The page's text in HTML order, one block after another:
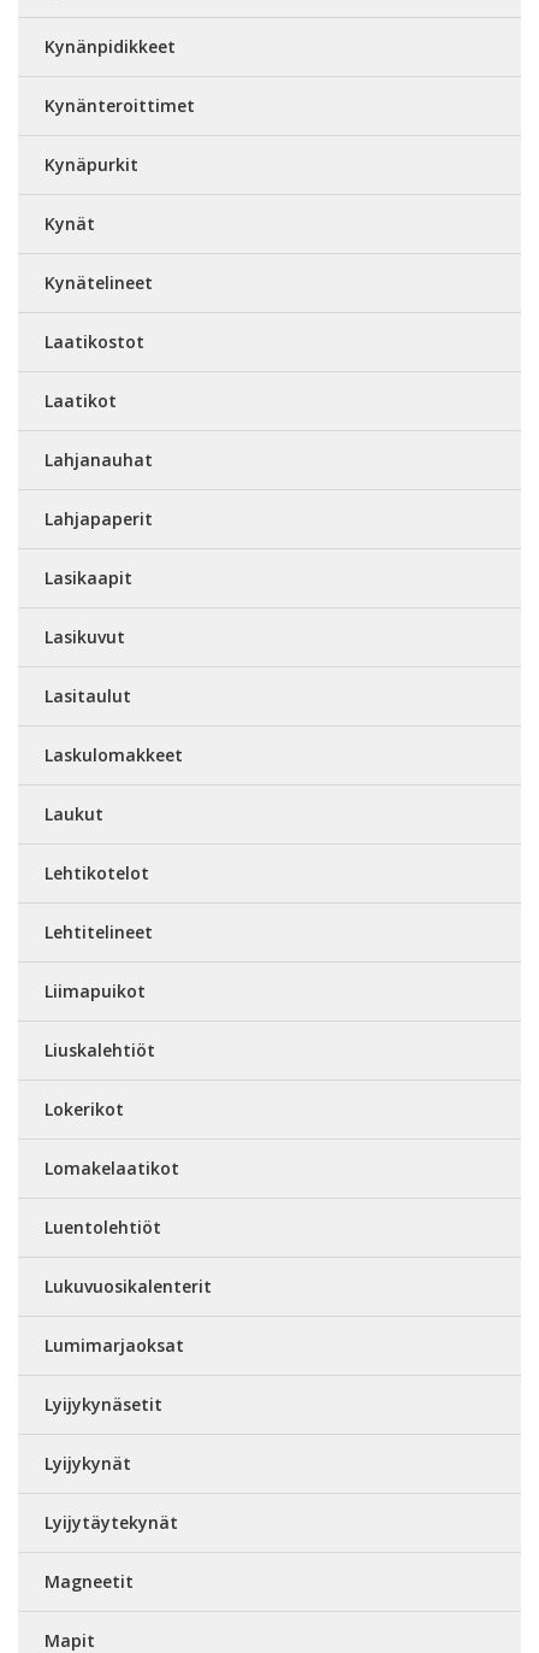
Kynänpidikkeet
Kynänteroittimet
Kynäpurkit
Kynät
Kynätelineet
Laatikostot
Laatikot
Lahjanauhat
Lahjapaperit
Lasikaapit
Lasikuvut
Lasitaulut
Laskulomakkeet
Laukut
Lehtikotelot
Lehtitelineet
Liimapuikot
Liuskalehtiöt
Lokerikot
Lomakelaatikot
Luentolehtiöt
Lukuvuosikalenterit
Lumimarjaoksat
Lyijykynäsetit
Lyijykynät
Lyijytäytekynät
Magneetit
Mapit